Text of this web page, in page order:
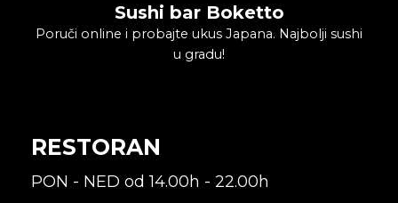
Sushi bar Boketto
Poruči online i probajte ukus Japana. Najbolji sushi
u gradu!
RESTORAN
PON - NED od 14.00h - 22.00h